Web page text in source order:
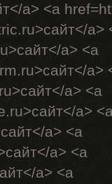
a> <a
a>
a> <a
a>
a> <a
a>
a> <a
a> <a
a> <a